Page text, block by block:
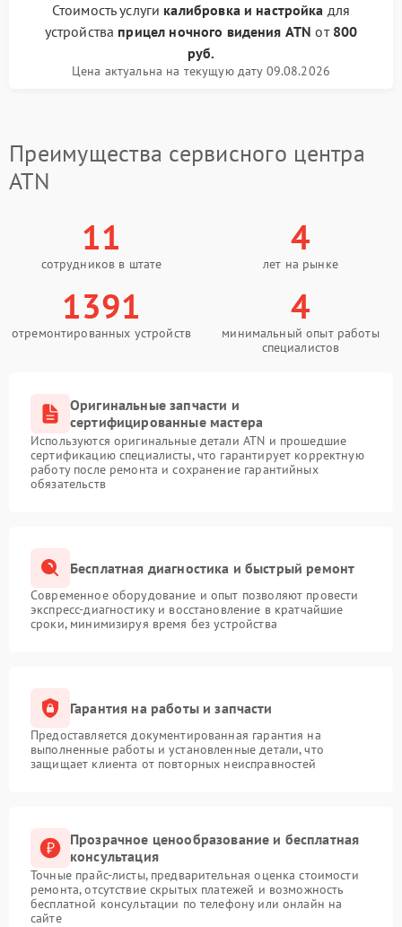
Стоимость услуги калибровка и настройка для
устройства прицел ночного видения ATN от 800
руб.
Цена актуальна на текущую дату 09.08.2026
Преимущества сервисного центра
ATN
11
сотрудников в штате
4
лет на рынке
1391
отремонтированных устройств
4
минимальный опыт работы
специалистов
Оригинальные запчасти и
сертифицированные мастера
Используются оригинальные детали ATN и прошедшие
сертификацию специалисты, что гарантирует корректную
работу после ремонта и сохранение гарантийных
обязательств
Бесплатная диагностика и быстрый ремонт
Современное оборудование и опыт позволяют провести
экспресс-диагностику и восстановление в кратчайшие
сроки, минимизируя время без устройства
Гарантия на работы и запчасти
Предоставляется документированная гарантия на
выполненные работы и установленные детали, что
защищает клиента от повторных неисправностей
Прозрачное ценообразование и бесплатная
консультация
Точные прайс-листы, предварительная оценка стоимости
ремонта, отсутствие скрытых платежей и возможность
бесплатной консультации по телефону или онлайн на
сайте